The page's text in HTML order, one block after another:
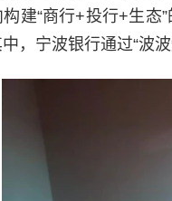
建“商行+投行+生态
，宁波银行通过“波